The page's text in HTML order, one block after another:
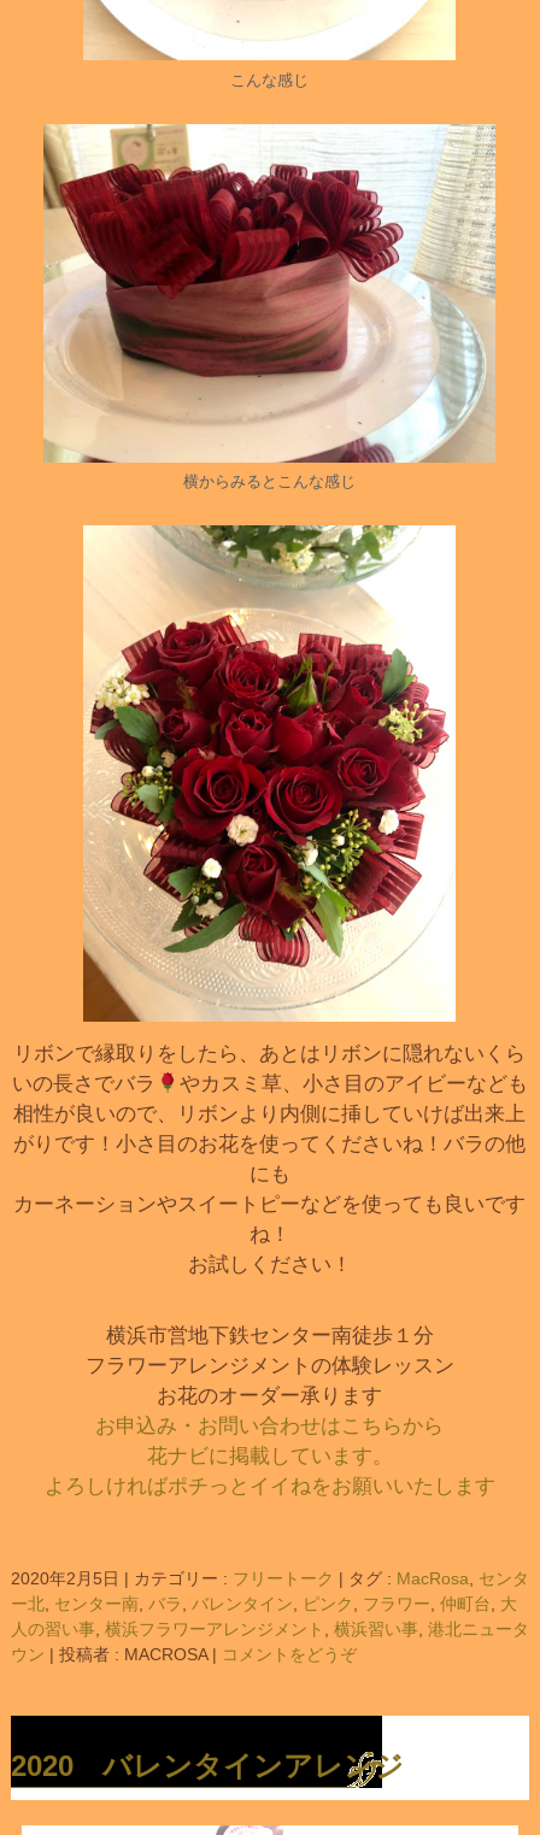
こんな感じ
横からみるとこんな感じ
リボンで縁取りをしたら、あとはリボンに隠れないくら
いの長さでバラ
やカスミ草、小さ目のアイビーなども
相性が良いので、リボンより内側に挿していけば出来上
がりです！小さ目のお花を使ってくださいね！バラの他
にも
カーネーションやスイートピーなどを使っても良いです
ね！
お試しください！
横浜市営地下鉄センター南徒歩１分
フラワーアレンジメントの体験レッスン
お花のオーダー承ります
お申込み・お問い合わせはこちらから
花ナビに掲載しています。
よろしければポチっとイイねをお願いいたします
2020年2月5日 | カテゴリー : フリートーク | タグ : MacRosa, センタ
ー北, センター南, バラ, バレンタイン, ピンク, フラワー, 仲町台, 大
人の習い事, 横浜フラワーアレンジメント , 横浜習い事, 港北ニュータ
ウン | 投稿者 : MACROSA | コメントをどうぞ
2020 バレンタインアレンジ